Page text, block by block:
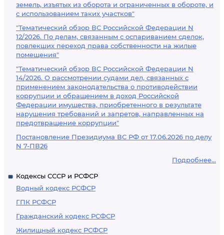
земель, изъятых из оборота и ограниченных в обороте, и
с использованием таких участков"
"Тематический обзор ВС Российской Федерации N
12/2026. По делам, связанным с оспариванием сделок,
повлекших переход права собственности на жилые
помещения"
"Тематический обзор ВС Российской Федерации N
14/2026. О рассмотрении судами дел, связанных с
применением законодательства о противодействии
коррупции и обращением в доход Российской
Федерации имущества, приобретенного в результате
нарушения требований и запретов, направленных на
предотвращение коррупции"
Постановление Президиума ВС РФ от 17.06.2026 по делу
N 7-ПВ26
Подробнее...
Кодексы СССР и РСФСР
Водный кодекс РСФСР
ГПК РСФСР
Гражданский кодекс РСФСР
Жилищный кодекс РСФСР